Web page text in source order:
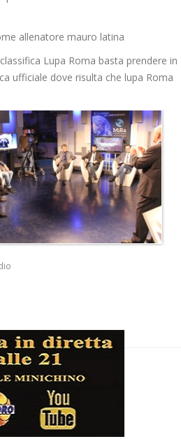
allenatore mauro latina
Lupa Roma basta prendere in
ufficiale dove risulta che lupa Roma